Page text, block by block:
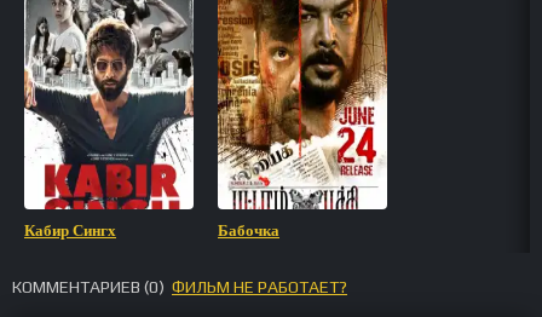
Кабир Сингх Бабочка
КОММЕНТАРИЕВ (0) ФИЛЬМ НЕ РАБОТАЕТ?